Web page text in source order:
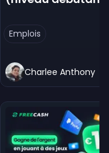
Emplois
Charlee Anthony